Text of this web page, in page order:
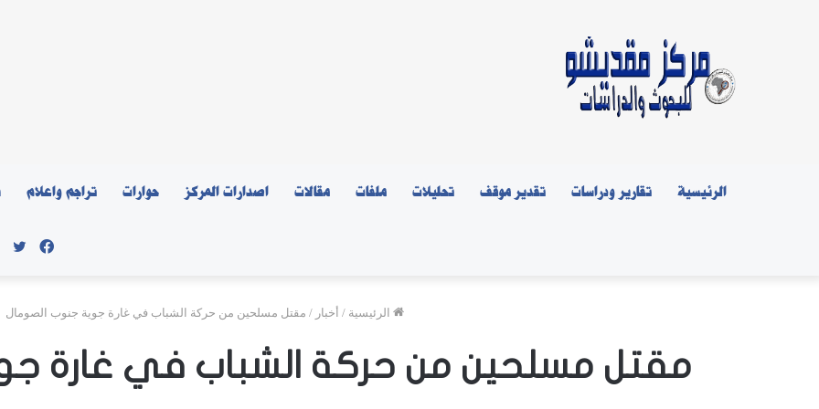
الرئيسية تقارير ودراسات تقدير موقف تحليلات ملفات مقالات اصدارات المركز حوارات تراجم واعلام
الرئيسية / أخبار / مقتل مسلحين من حركة الشباب في غارة جوية جنوب الصومال
مقتل مسلحين من حركة الشباب في غارة